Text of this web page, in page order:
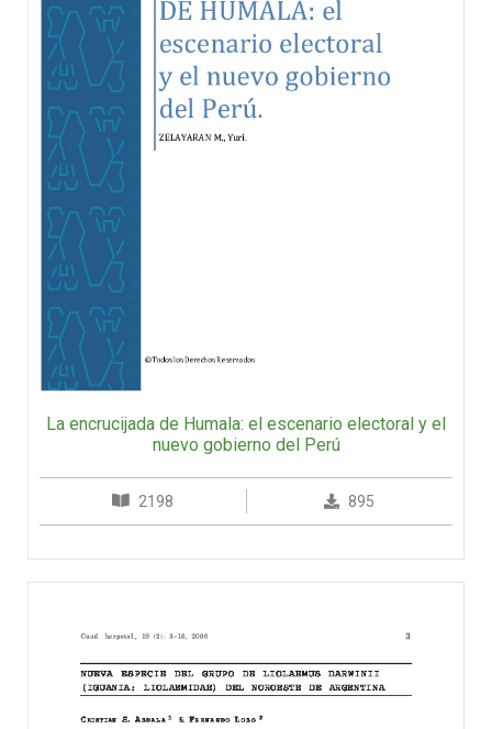
La encrucijada de Humala: el escenario electoral y el
nuevo gobierno del Perú
2198 895